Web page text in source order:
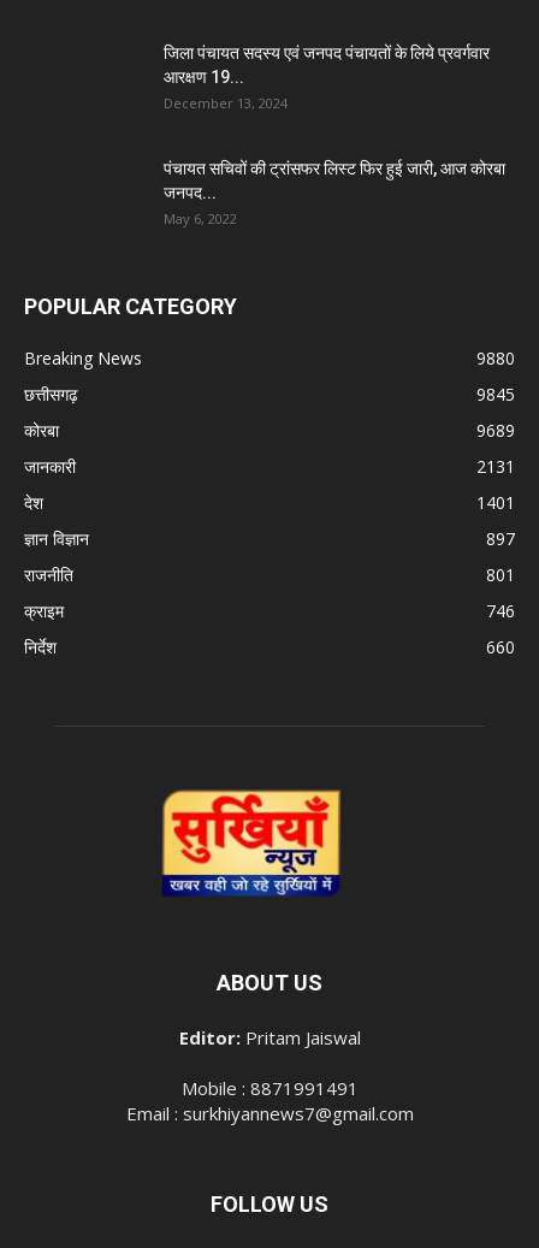
जिला पंचायत सदस्य एवं जनपद पंचायतों के लिये प्रवर्गवार
आरक्षण 19...
December 13, 2024
पंचायत सचिवों की ट्रांसफर लिस्ट फिर हुई जारी, आज कोरबा
जनपद...
May 6, 2022
POPULAR CATEGORY
Breaking News
9880
छत्तीसगढ़
9845
कोरबा
9689
जानकारी
2131
देश
1401
ज्ञान विज्ञान
897
राजनीति
801
क्राइम
746
निर्देश
660
ABOUT US
Editor:Pritam Jaiswal
Mobile : 8871991491
Email : surkhiyannews7@gmail.com
FOLLOW US